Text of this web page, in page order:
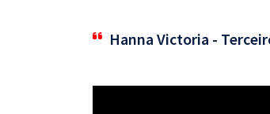
Hanna Victoria -